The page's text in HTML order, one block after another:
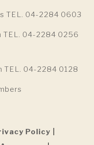
TEL. 04-2284 0603
04-2284 0256
04-2284 0128
Policy